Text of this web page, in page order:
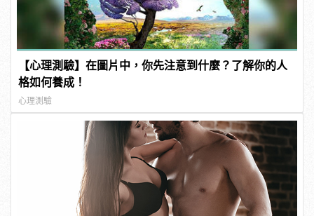
【心理測驗】在圖片中，你先注意到什麼？了解你的人
格如何養成！
心理測驗